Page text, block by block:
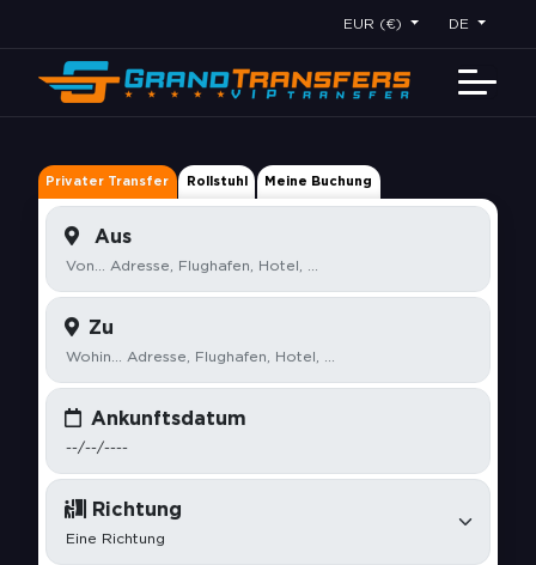
EUR (€) DE
Privater Transfer Rollstuhl Meine Buchung
Aus
Zu
Ankunftsdatum
Richtung